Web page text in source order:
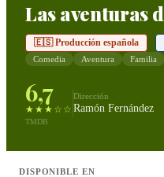
Las aventuras
🇪🇸 Producción española
Comedia Aventura Familia
6,7
★★★☆☆
TMDB
Dirección
Ramón Fernández
DISPONIBLE EN